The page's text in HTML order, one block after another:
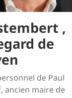
,
de
de Paul
ancien maire de